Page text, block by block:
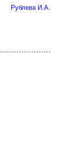
Рублева И.А.